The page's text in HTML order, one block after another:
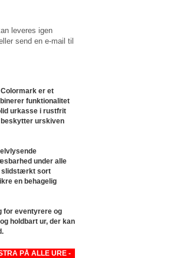
leveres igen
send en e-mail til
er et
funktionalitet
urkasse i rustfrit
urskiven
under alle
slidstærkt sort
en behagelig
for eventyrere og
holdbart ur, der kan
PÅ ALLE URE -